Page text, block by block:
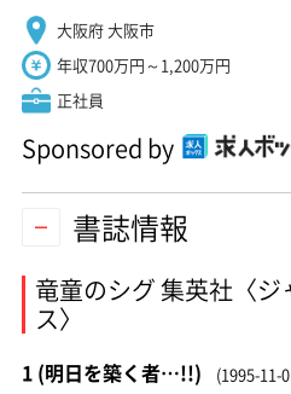
大阪府 大阪市
年収700万円～1,200万円
正社員
Sponsored by
書誌情報
竜童のシグ 集英社〈
ス〉
1 (明日を築く者…!!) (1995-11-